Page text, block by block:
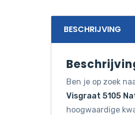
BESCHRIJVING
Ben je op zoek
Visgraat 5105
hoogwaardige